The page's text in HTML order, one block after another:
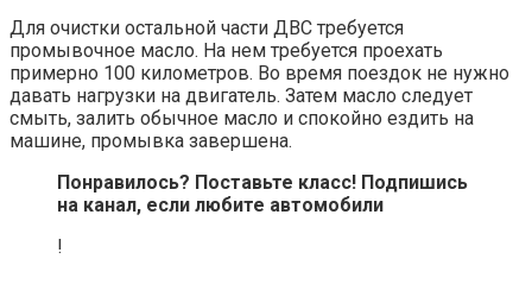
Для очистки остальной части ДВС требуется
промывочное масло. На нем требуется проехать
примерно 100 километров. Во время поездок не нужно
давать нагрузки на двигатель. Затем масло следует
смыть, залить обычное масло и спокойно ездить на
машине, промывка завершена.
Понравилось? Поставьте класс! Подпишись
на канал, если любите автомобили
!